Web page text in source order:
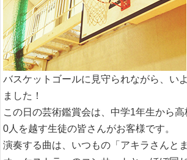
バスケットゴールに見守られながら、い
ました！
この日の芸術鑑賞会は、中学1年生から
0人を越す生徒の皆さんがお客様です。
演奏する曲は、いつもの「アキラさん